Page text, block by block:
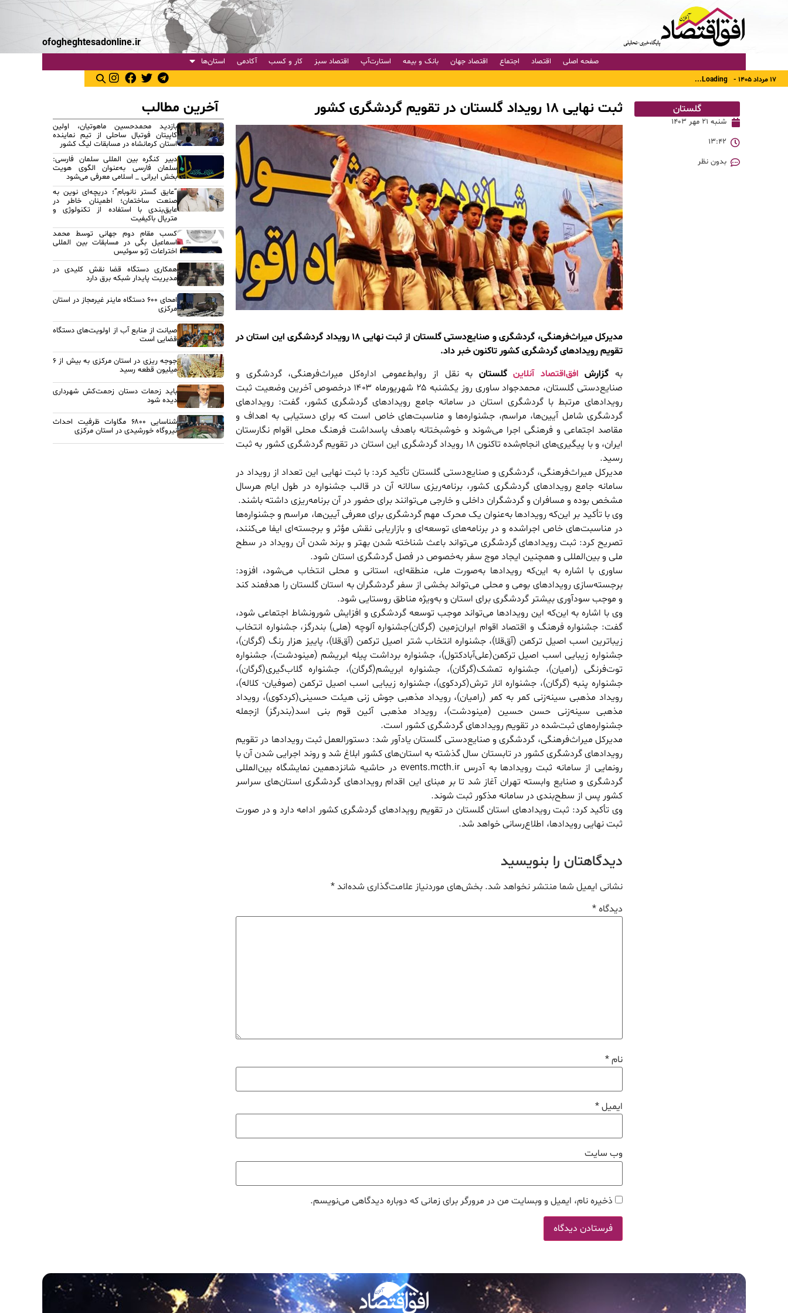
ofogheghtesadonline.ir
صفحه اصلی اقتصاد اجتماع اقتصاد جهان بانک و بیمه استارت‌آپ اقتصاد سبز کار و کسب آکادمی استان‌ها
۱۷ مرداد ۱۴۰۵ - Loading...
گلستان
شنبه ۲۱ مهر ۱۴۰۳
۱۳:۴۲
بدون نظر
ثبت نهایی ۱۸ رویداد گلستان در تقویم گردشگری کشور
مدیرکل میراث‌فرهنگی، گردشگری و صنایع‌دستی گلستان از ثبت نهایی ۱۸ رویداد گردشگری این استان در
تقویم رویدادهای گردشگری کشور تاکنون خبر داد.
به گزارش افق‌اقتصاد آنلاینگلستان به نقل از روابط‌عمومی اداره‌کل میراث‌فرهنگی، گردشگری و
صنایع‌دستی گلستان، محمدجواد ساوری روز یکشنبه ۲۵ شهریورماه ۱۴۰۳ درخصوص آخرین وضعیت ثبت
رویدادهای مرتبط با گردشگری استان در سامانه جامع رویدادهای گردشگری کشور، گفت: رویدادهای
گردشگری شامل آیین‌ها، مراسم، جشنواره‌ها و مناسبت‌های خاص است که برای دستیابی به اهداف و
مقاصد اجتماعی و فرهنگی اجرا می‌شوند و خوشبختانه باهدف پاسداشت فرهنگ محلی اقوام نگارستان
ایران، و با پیگیری‌های انجام‌شده تاکنون ۱۸ رویداد گردشگری این استان در تقویم گردشگری کشور به ثبت
رسید.
مدیرکل میراث‌فرهنگی، گردشگری و صنایع‌دستی گلستان تأکید کرد: با ثبت نهایی این تعداد از رویداد در
سامانه جامع رویدادهای گردشگری کشور، برنامه‌ریزی سالانه آن در قالب جشنواره در طول ایام هرسال
مشخص بوده و مسافران و گردشگران داخلی و خارجی می‌توانند برای حضور در آن برنامه‌ریزی داشته باشند.
وی با تأکید بر این‌که رویدادها به‌عنوان یک محرک مهم گردشگری برای معرفی آیین‌ها، مراسم و جشنواره‌ها
در مناسبت‌های خاص اجراشده و در برنامه‌های توسعه‌ای و بازاریابی نقش مؤثر و برجسته‌ای ایفا می‌کنند،
تصریح کرد: ثبت رویدادهای گردشگری می‌تواند باعث شناخته شدن بهتر و برند شدن آن رویداد در سطح
ملی و بین‌المللی و همچنین ایجاد موج سفر به‌خصوص در فصل گردشگری استان شود.
ساوری با اشاره به این‌که رویدادها به‌صورت ملی، منطقه‌ای، استانی و محلی انتخاب می‌شود، افزود:
برجسته‌سازی رویدادهای بومی و محلی می‌تواند بخشی از سفر گردشگران به استان گلستان را هدفمند کند
و موجب سودآوری بیشتر گردشگری برای استان و به‌ویژه مناطق روستایی شود.
وی با اشاره به این‌که این رویدادها می‌تواند موجب توسعه گردشگری و افزایش شورونشاط اجتماعی شود،
گفت: جشنواره فرهنگ و اقتصاد اقوام ایران‌زمین (گرگان)جشنواره آلوچه (هلی) بندرگز، جشنواره انتخاب
زیباترین اسب اصیل ترکمن (آق‌قلا)، جشنواره انتخاب شتر اصیل ترکمن (آق‌قلا)، پاییز هزار رنگ (گرگان)،
جشنواره زیبایی اسب اصیل ترکمن(علی‌آبادکتول)، جشنواره برداشت پیله ابریشم (مینودشت)، جشنواره
توت‌فرنگی (رامیان)، جشنواره تمشک(گرگان)، جشنواره ابریشم(گرگان)، جشنواره گلاب‌گیری(گرگان)،
جشنواره پنبه (گرگان)، جشنواره انار ترش(کردکوی)، جشنواره زیبایی اسب اصیل ترکمن (صوفیان- کلاله)،
رویداد مذهبی سینه‌زنی کمر به کمر (رامیان)، رویداد مذهبی جوش زنی هیئت حسینی(کردکوی)، رویداد
مذهبی سینه‌زنی حسن حسین (مینودشت)، رویداد مذهبی آئین قوم بنی اسد(بندرگز) ازجمله
جشنواره‌های ثبت‌شده در تقویم رویدادهای گردشگری کشور است.
مدیرکل میراث‌فرهنگی، گردشگری و صنایع‌دستی گلستان یادآور شد: دستورالعمل ثبت رویدادها در تقویم
رویدادهای گردشگری کشور در تابستان سال گذشته به استان‌های کشور ابلاغ شد و روند اجرایی شدن آن با
رونمایی از سامانه ثبت رویدادها به آدرس events.mcth.ir در حاشیه شانزدهمین نمایشگاه بین‌المللی
گردشگری و صنایع وابسته تهران آغاز شد تا بر مبنای این اقدام رویدادهای گردشگری استان‌های سراسر
کشور پس از سطح‌بندی در سامانه مذکور ثبت شوند.
وی تأکید کرد: ثبت رویدادهای استان گلستان در تقویم رویدادهای گردشگری کشور ادامه دارد و در صورت
ثبت نهایی رویدادها، اطلاع‌رسانی خواهد شد.
دیدگاهتان را بنویسید
نشانی ایمیل شما منتشر نخواهد شد. بخش‌های موردنیاز علامت‌گذاری شده‌اند*
دیدگاه*
نام*
ایمیل*
وب‌ سایت
ذخیره نام، ایمیل و وبسایت من در مرورگر برای زمانی که دوباره دیدگاهی می‌نویسم.
آخرین مطالب
بازدید محمدحسین ماهوتیان، اولین
کاپیتان فوتبال ساحلی از تیم نماینده
استان کرمانشاه در مسابقات لیگ کشور
دبیر کنگره بین المللی سلمان فارسی:
سلمان فارسی به‌عنوان الگوی هویت
بخش ایرانی _ اسلامی معرفی می‌شود
“عایق گستر نانوبام”؛ دریچه‌ای نوین به
صنعت ساختمان؛ اطمینان خاطر در
عایق‌بندی با استفاده از تکنولوژی و
متریال باکیفیت
کسب مقام دوم جهانی توسط محمد
اسماعیل بگی در مسابقات بین المللی
اختراعات ژنو سوئیس
همکاری دستگاه قضا نقش کلیدی در
مدیریت پایدار شبکه برق دارد
امحای ۶۰۰ دستگاه ماینر غیرمجاز در استان
مرکزی
صیانت از منابع آب از اولویت‌های دستگاه
قضایی است
جوجه ریزی در استان مرکزی به بیش از ۶
میلیون قطعه رسید
باید زحمات دستان زحمت‌کش شهرداری
دیده شود
شناسایی ۶۸۰۰ مگاوات ظرفیت احداث
نیروگاه خورشیدی در استان مرکزی